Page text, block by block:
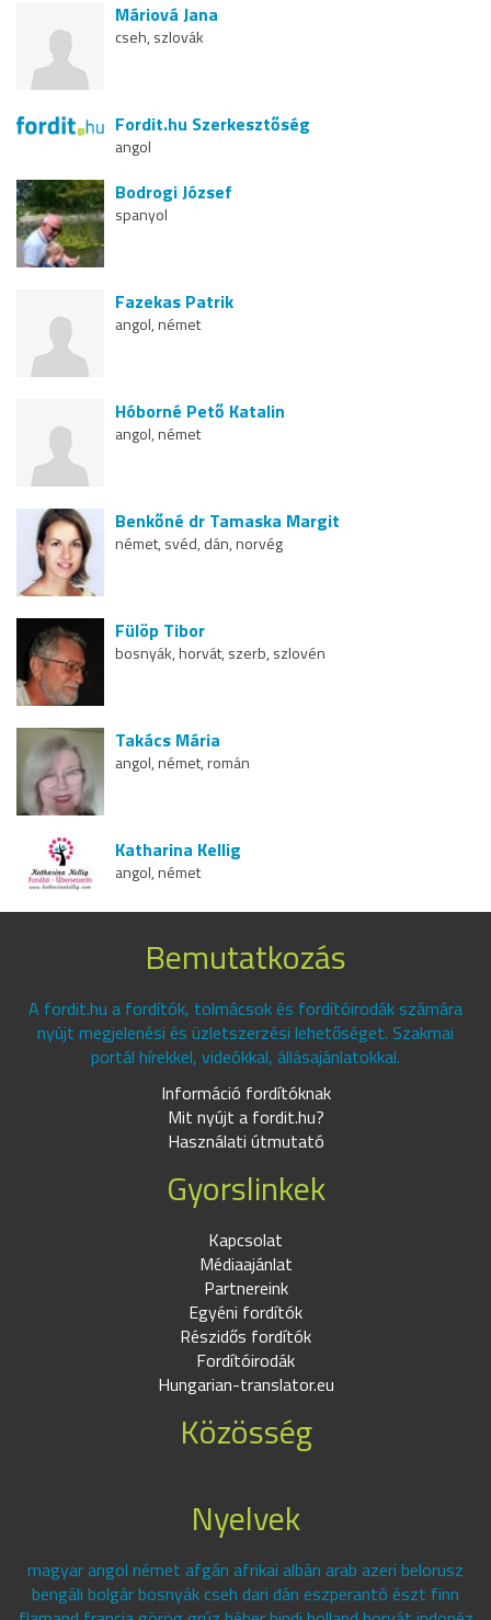
Máriová Jana
cseh, szlovák
Fordit.hu Szerkesztőség
angol
Bodrogi József
spanyol
Fazekas Patrik
angol, német
Hóborné Pető Katalin
angol, német
Benkőné dr Tamaska Margit
német, svéd, dán, norvég
Fülöp Tibor
bosnyák, horvát, szerb, szlovén
Takács Mária
angol, német, román
Katharina Kellig
angol, német
Bemutatkozás
A fordit.hu a fordítók, tolmácsok és fordítóirodák számára
nyújt megjelenési és üzletszerzési lehetőséget. Szakmai
portál hírekkel, videókkal, állásajánlatokkal.
Információ fordítóknak
Mit nyújt a fordit.hu?
Használati útmutató
Gyorslinkek
Kapcsolat
Médiaajánlat
Partnereink
Egyéni fordítók
Részidős fordítók
Fordítóirodák
Hungarian-translator.eu
Közösség
Nyelvek
magyar angol német afgán afrikai albán arab azeri belorusz
bengáli bolgár bosnyák cseh dari dán eszperantó észt finn